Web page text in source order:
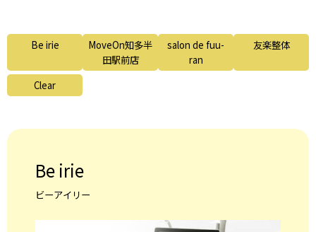
Be irie
MoveOn知多半
田駅前店
salon de fuu-
ran
友楽整体
Clear
Be irie
ビーアイリー